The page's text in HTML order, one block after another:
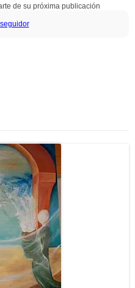
de su próxima publicación